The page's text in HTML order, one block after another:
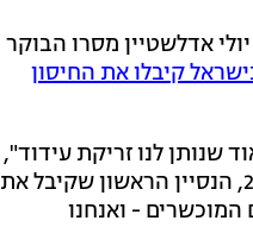
אדלשטיין מסרו הבוקר
קיבלו את החיסון
שנותן לנו זריקת עידוד",
אמר נתניהו בתום ביקור שערך בבית החולים שיבא, שם פגש בשגב הראל בן ה-26, הנסיין הראשון שקיבל את
- ואנחנו